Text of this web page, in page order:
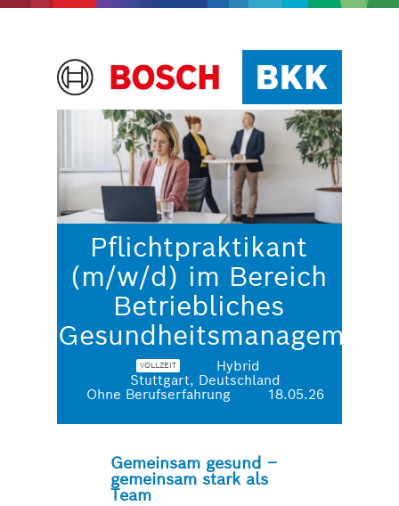
Pflichtpraktikant
(m/w/d) im Bereich
Betriebliches
Gesundheitsmanagement
VOLLZEIT
Hybrid
Stuttgart, Deutschland
Ohne Berufserfahrung
18.05.26
Gemeinsam gesund –
gemeinsam stark als
Team